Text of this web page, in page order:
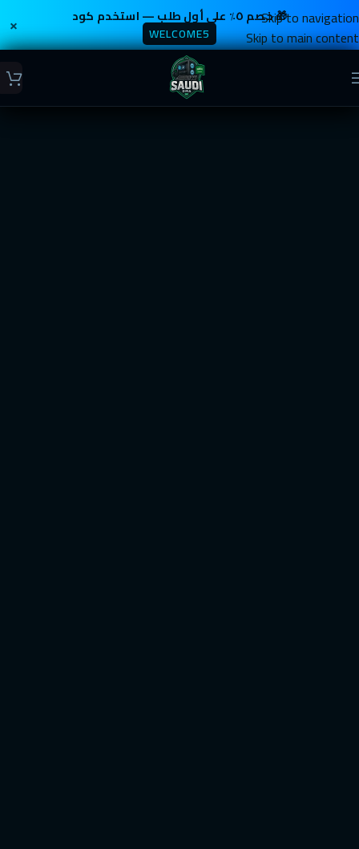
🎁 خصم ٥٪ على أول طلب — استخدم كود
WELCOME5
×
Skip to navigation
Skip to main content